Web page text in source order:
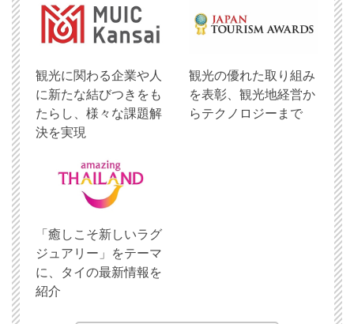
観光に関わる企業や人
に新たな結びつきをも
たらし、様々な課題解
決を実現
観光の優れた取り組み
を表彰、観光地経営か
らテクノロジーまで
「癒しこそ新しいラグ
ジュアリー」をテーマ
に、タイの最新情報を
紹介